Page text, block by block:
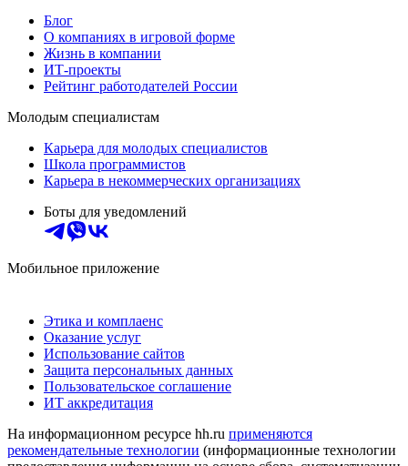
Блог
О компаниях в игровой форме
Жизнь в компании
ИТ-проекты
Рейтинг работодателей России
Молодым специалистам
Карьера для молодых специалистов
Школа программистов
Карьера в некоммерческих организациях
Боты для уведомлений
Мобильное приложение
Этика и комплаенс
Оказание услуг
Использование сайтов
Защита персональных данных
Пользовательское соглашение
ИТ аккредитация
На информационном ресурсе hh.ru применяются
рекомендательные технологии (информационные технологии